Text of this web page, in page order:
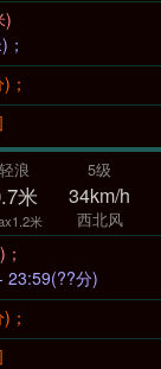
)
；
轻浪
米
米
5级
34km/h
西北风
；
- 23:59(??分)